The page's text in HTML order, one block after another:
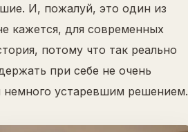
И, пожалуй, это один из
кажется, для современных
потому что так реально
при себе не очень
устаревшим решением.